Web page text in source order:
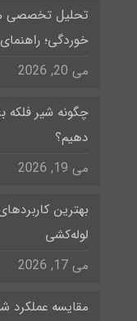
تحلیل تخصصی
خوردگی؛
می 20, 2026
چگونه شیر
دهیم؟
می 19, 2026
بهترین
لوله‌کشی
می 17, 2026
مقایسه عملکرد